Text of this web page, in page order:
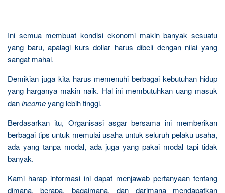
Ini semua membuat kondisi ekonomi makin banyak sesuatu
yang baru, apalagi kurs dollar harus dibeli dengan nilai yang
sangat mahal.
Demikian juga kita harus memenuhi berbagai kebutuhan hidup
yang harganya makin naik. Hal ini membutuhkan uang masuk
danincomeyang lebih tinggi.
Berdasarkan itu, Organisasi asgar bersama ini memberikan
berbagai tips untuk memulai usaha untuk seluruh pelaku usaha,
ada yang tanpa modal, ada juga yang pakai modal tapi tidak
banyak.
Kami harap informasi ini dapat menjawab pertanyaan tentang
dimana, berapa, bagaimana, dan darimana mendapatkan